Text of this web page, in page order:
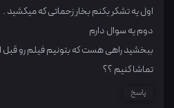
اول یه تشکر بکنم بخار زحماتی که میکشید .
دوم یه سوال دارم
ببخشید راهی هست که بتونیم فیلم رو قبل
تماشا کنیم ؟؟
پاسخ